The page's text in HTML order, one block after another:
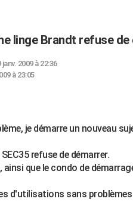
linge Brandt refuse de
2009 à 22:36
à 23:05
je démarre un nouveau
refuse de démarrer.
ainsi que le condo de
d'utilisations sans